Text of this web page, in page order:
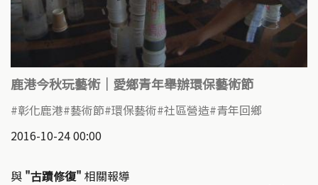
鹿港今秋玩藝術｜愛鄉青年舉辦環保藝術節
彰化鹿港 藝術節 環保藝術 社區營造 青年回鄉
2016-10-24 00:00
與 "古蹟修復" 相關報導